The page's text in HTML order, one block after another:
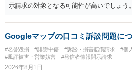
示請求の対象となる可能性が高いでしょう
と存じます。発信者情報開示請求が進むと
者のところに、意見照会がなされます。ア
は、アカウントの登録メールに意見照会が
場合賠償金はいくらでしょうか。 →ケース
から１００万単位まで様々でしょう。裁判
Googleマップの口コミ訴訟問題に
#名誉毀損 #誹謗中傷 #訴訟・損害賠償請求
#個
#風評被害・営業妨害
#発信者情報開示請求
2026年8月1日